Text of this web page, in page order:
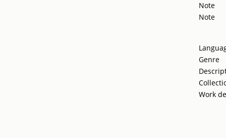
Note
Note
Genre
Work